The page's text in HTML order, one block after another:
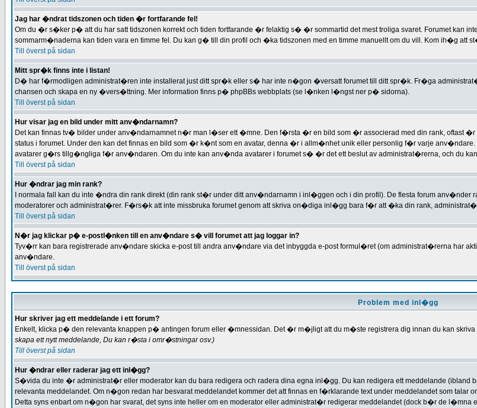
Jag har �ndrat tidszonen och tiden �r fortfarande fel!
Om du �r s�ker p� att du har satt tidszonen korrekt och tiden fortfarande �r felaktig s� �r sommartid det mest troliga svaret. Forumet kan
sommarm�naderna kan tiden vara en timme fel. Du kan g� till din profil och �ka tidszonen med en timme manuellt om du vill. Kom ih�g att
Till överst på sidan
Mitt spr�k finns inte i listan!
D� har f�rmodligen administrat�ren inte installerat just ditt spr�k eller s� har inte n�gon �versatt forumet till ditt spr�k. Fr�ga
chansen och skapa en ny �vers�ttning. Mer information finns p� phpBBs webbplats (se l�nken l�ngst ner p� sidorna).
Till överst på sidan
Hur visar jag en bild under mitt anv�ndarnamn?
Det kan finnas tv� bilder under anv�ndarnamnet n�r man l�ser ett �mne. Den f�rsta �r en bild som �r associerad med din rank, oftast
status i forumet. Under den kan det finnas en bild som �r k�nt som en avatar, denna �r i allm�nhet unik eller personlig f�r varje
avatarer g�rs tillg�ngliga f�r anv�ndaren. Om du inte kan anv�nda avatarer i forumet s� �r det ett beslut av administrat�rerna, och du
Till överst på sidan
Hur �ndrar jag min rank?
I normala fall kan du inte �ndra din rank direkt (din rank st�r under ditt anv�ndarnamn i inl�ggen och i din profil). De flesta forum
moderatorer och administrat�rer. F�rs�k att inte missbruka forumet genom att skriva on�diga inl�gg bara f�r att �ka din rank,
Till överst på sidan
N�r jag klickar p� e-postl�nken till en anv�ndare s� vill forumet att jag loggar in?
Tyv�rr kan bara registrerade anv�ndare skicka e-post till andra anv�ndare via det inbyggda e-post formul�ret (om administrat�rerna har
anv�ndare.
Till överst på sidan
Problem med inl�gg
Hur skriver jag ett meddelande i ett forum?
Enkelt, klicka p� den relevanta knappen p� antingen forum eller �mnessidan. Det �r m�jligt att du m�ste registrera dig innan du kan
skapa ett nytt meddelande, Du kan r�sta i omr�stningarosv.)
Till överst på sidan
Hur �ndrar eller raderar jag ett inl�gg?
S�vida du inte �r administrat�r eller moderator kan du bara redigera och radera dina egna inl�gg. Du kan redigera ett meddelande (ibland
relevanta meddelandet. Om n�gon redan har besvarat meddelandet kommer det att finnas en f�rklarande text under meddelandet som
Detta syns enbart om n�gon har svarat, det syns inte heller om en moderator eller administrat�r redigerar meddelandet (dock b�r de